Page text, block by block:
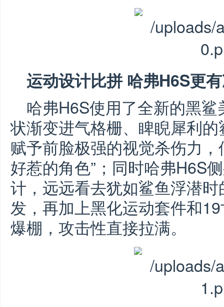
运动设计比拼 哈弗H6S更
哈弗H6S使用了全新的黑
状渐变进气格栅、睥睨犀利
赋予前脸极强的视觉杀伤力
好惹的角色”；同时哈弗H6S
计，远远看去犹如鲨鱼浮潜
发，再加上黑化运动套件和
爆棚，攻击性直接拉满。